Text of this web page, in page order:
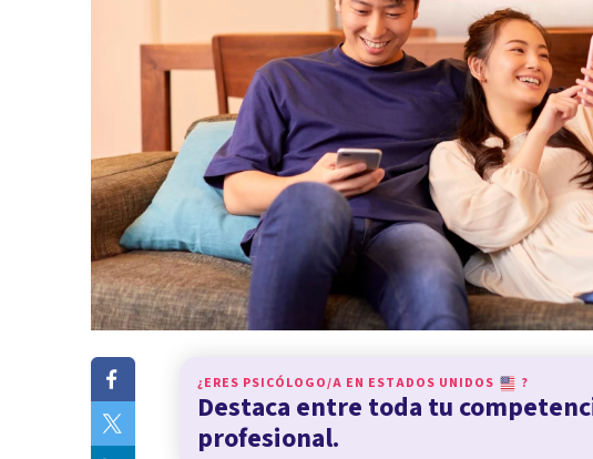
¿ERES PSICÓLOGO/A EN ESTADOS UNIDOS ?
Destaca entre toda tu
profesional.